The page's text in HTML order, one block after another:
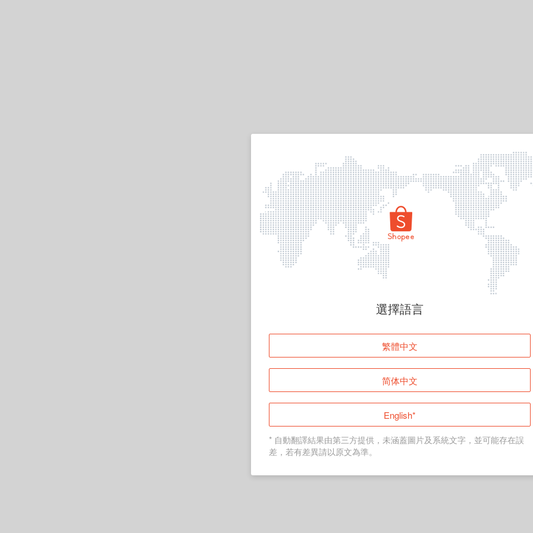
頁面無法顯示
登入
返回首頁
選擇語言
繁體中文
简体中文
English*
* 自動翻譯結果由第三方提供，未涵蓋圖片及系統文字，並可能存在誤
差，若有差異請以原文為準。